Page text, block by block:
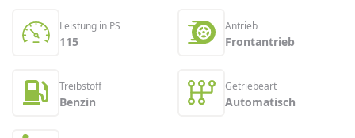
Leistung in PS
115
Antrieb
Frontantrieb
Treibstoff
Benzin
Getriebeart
Automatisch